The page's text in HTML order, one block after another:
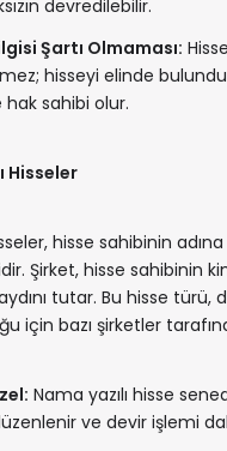
devredilebilir.
Şartı Olmaması:
hisseyi elinde
hak sahibi olur.
Hisseler
hisse sahibinin
Şirket, hisse sahibinin
tutar. Bu hisse türü,
için bazı şirketler
Nama yazılı hisse
ve devir işlemi